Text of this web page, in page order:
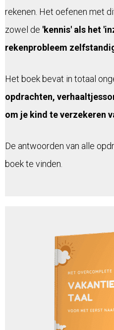
rekenen. Het oefenen met
zowel de 'kennis' als het
rekenprobleem
Het boek bevat in totaal
opdrachten,
om je kind te verzekeren
De antwoorden van alle
boek te vinden.